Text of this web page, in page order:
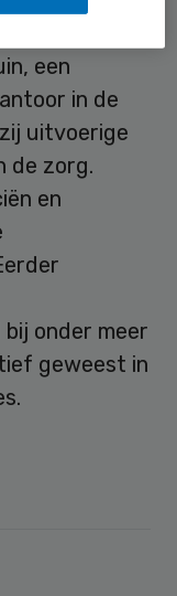
een
in de
uitvoerige
de zorg.
en
onder meer
geweest in